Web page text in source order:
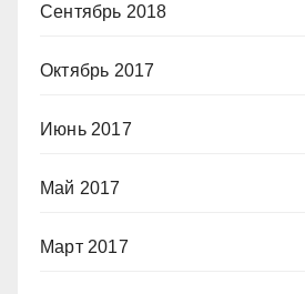
Сентябрь 2018
Октябрь 2017
Июнь 2017
Май 2017
Март 2017